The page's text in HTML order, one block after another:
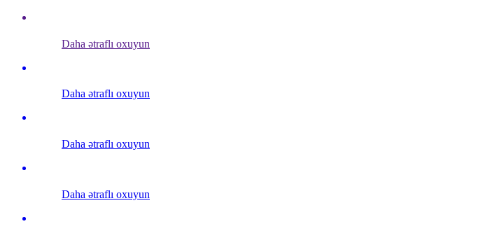
Daha ətraflı oxuyun
Daha ətraflı oxuyun
Daha ətraflı oxuyun
Daha ətraflı oxuyun